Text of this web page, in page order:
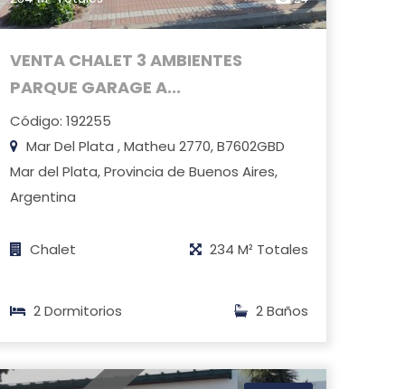
VENTA CHALET 3 AMBIENTES
PARQUE GARAGE A...
Código: 192255
Mar Del Plata , Matheu 2770, B7602GBD
Mar del Plata, Provincia de Buenos Aires,
Argentina
Chalet 234 M² Totales
2 Dormitorios 2 Baños